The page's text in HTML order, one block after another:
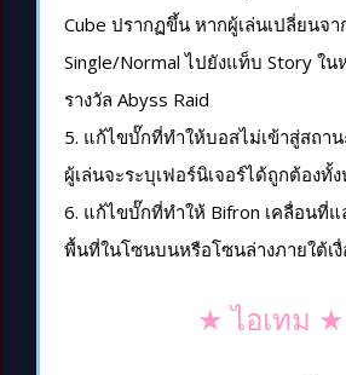
Cube ปรากฏขึ้น หากผู้เล่นเปลี่ยนจา
Single/Normal ไปยังแท็บ Story ใ
รางวัล Abyss Raid
5. แก้ไขบั๊กที่ทำให้บอสไม่เข้าสู่สถา
ผู้เล่นจะระบุเฟอร์นิเจอร์ได้ถูกต้องทั้
6. แก้ไขบั๊กที่ทำให้ Bifron เคลื่อนที่แ
พื้นที่ในโซนบนหรือโซนล่างภายใต้เ
★ ไอเทม ★